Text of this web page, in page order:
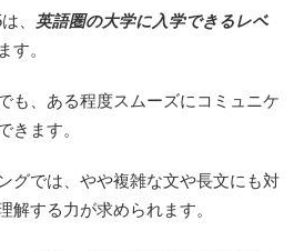
、 英語圏の大学に入学できるレベ
す。
も、ある程度スムーズにコミュニケ
きます。
グでは、やや複雑な文や長文にも対
解する力が求められます。